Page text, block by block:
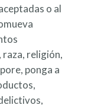
o al
religión,
ponga a